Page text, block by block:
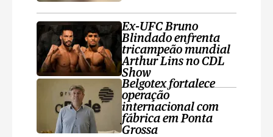
Ex-UFC Bruno
Blindado enfrenta
tricampeão mundial
Arthur Lins no CDL
Show
Belgotex fortalece
operação
internacional com
fábrica em Ponta
Grossa